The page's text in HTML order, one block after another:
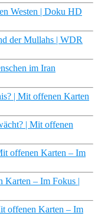
Westen | Doku HD
der Mullahs | WDR
im Iran
| Mit offenen Karten
| Mit offenen
offenen Karten – Im
Karten – Im Fokus |
offenen Karten – Im